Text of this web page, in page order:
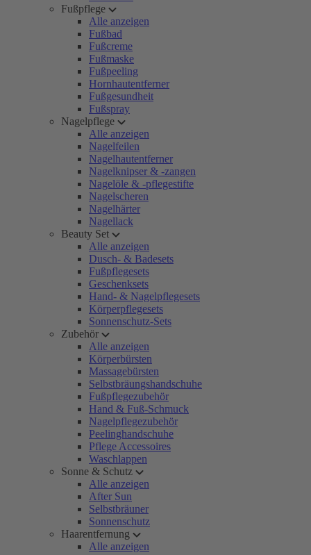
Fußpflege
Alle anzeigen
Fußbad
Fußcreme
Fußmaske
Fußpeeling
Hornhautentferner
Fußgesundheit
Fußspray
Nagelpflege
Alle anzeigen
Nagelfeilen
Nagelhautentferner
Nagelknipser & -zangen
Nagelöle & -pflegestifte
Nagelscheren
Nagelhärter
Nagellack
Beauty Set
Alle anzeigen
Dusch- & Badesets
Fußpflegesets
Geschenksets
Hand- & Nagelpflegesets
Körperpflegesets
Sonnenschutz-Sets
Zubehör
Alle anzeigen
Körperbürsten
Massagebürsten
Selbstbräungshandschuhe
Fußpflegezubehör
Hand & Fuß-Schmuck
Nagelpflegezubehör
Peelinghandschuhe
Pflege Accessoires
Waschlappen
Sonne & Schutz
Alle anzeigen
After Sun
Selbstbräuner
Sonnenschutz
Haarentfernung
Alle anzeigen